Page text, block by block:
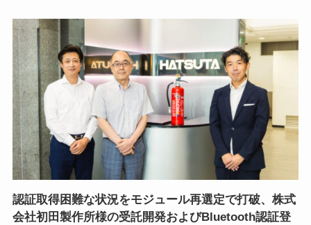
認証取得困難な状況をモジュール再選定で打破、株式
会社初田製作所様の受託開発およびBluetooth認証登